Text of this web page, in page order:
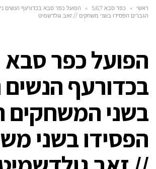
ראשי » כפר סבא 5,6,7 »
הפועל כפר סבא בכדורעף הנשים
הגברים הפסידו בשני משחקים // זאב גולדשמיט
הפועל כפר סבא
בכדורעף הנשים
בשני המשחקים
הפסידו בשני